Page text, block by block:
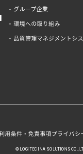
グループ企業
環境への取り組み
品質管理マネジメントシ
用条件・免責事項プライバシ
© LOGITEC INA SOLUTIONS